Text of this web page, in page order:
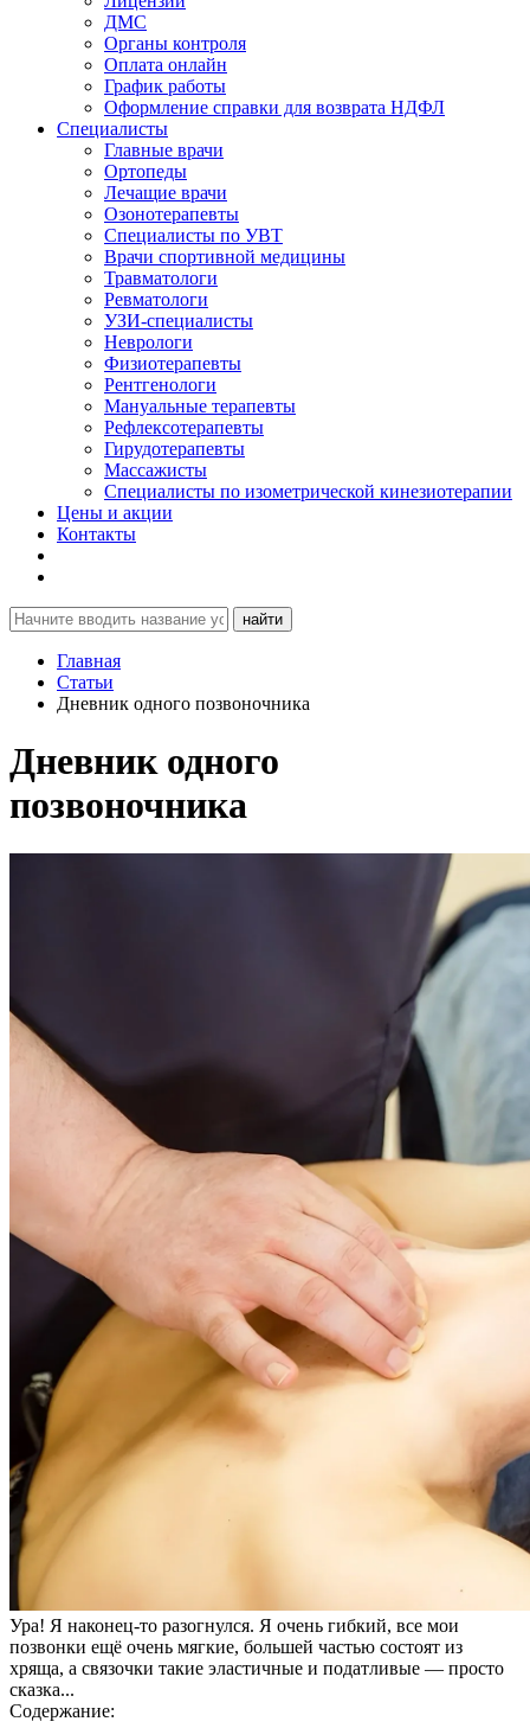
ДМС
Органы контроля
Оплата онлайн
График работы
Оформление справки для возврата НДФЛ
Специалисты
Главные врачи
Ортопеды
Лечащие врачи
Озонотерапевты
Специалисты по УВТ
Врачи спортивной медицины
Травматологи
Ревматологи
УЗИ-специалисты
Неврологи
Физиотерапевты
Рентгенологи
Мануальные терапевты
Рефлексотерапевты
Гирудотерапевты
Массажисты
Специалисты по изометрической кинезиотерапии
Цены и акции
Контакты
найти
Главная
Статьи
Дневник одного позвоночника
Дневник одного
позвоночника
Ура! Я наконец-то разогнулся. Я очень гибкий, все мои
позвонки ещё очень мягкие, большей частью состоят из
хряща, а связочки такие эластичные и податливые — просто
сказка...
Содержание: